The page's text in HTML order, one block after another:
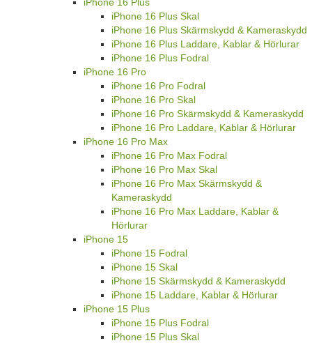
iPhone 16 Plus Skal
iPhone 16 Plus Skärmskydd & Kameraskydd
iPhone 16 Plus Laddare, Kablar & Hörlurar
iPhone 16 Plus Fodral
iPhone 16 Pro
iPhone 16 Pro Fodral
iPhone 16 Pro Skal
iPhone 16 Pro Skärmskydd & Kameraskydd
iPhone 16 Pro Laddare, Kablar & Hörlurar
iPhone 16 Pro Max
iPhone 16 Pro Max Fodral
iPhone 16 Pro Max Skal
iPhone 16 Pro Max Skärmskydd &
Kameraskydd
iPhone 16 Pro Max Laddare, Kablar &
Hörlurar
iPhone 15
iPhone 15 Fodral
iPhone 15 Skal
iPhone 15 Skärmskydd & Kameraskydd
iPhone 15 Laddare, Kablar & Hörlurar
iPhone 15 Plus
iPhone 15 Plus Fodral
iPhone 15 Plus Skal